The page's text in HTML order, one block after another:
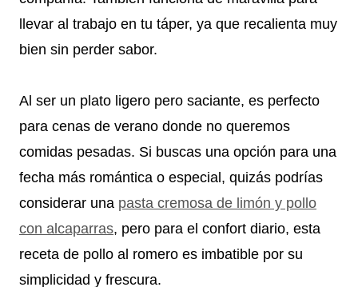
llevar al trabajo en tu táper, ya que recalienta muy
bien sin perder sabor.
Al ser un plato ligero pero saciante, es perfecto
para cenas de verano donde no queremos
comidas pesadas. Si buscas una opción para una
fecha más romántica o especial, quizás podrías
considerar una pasta cremosa de limón y pollo
con alcaparras, pero para el confort diario, esta
receta de pollo al romero es imbatible por su
simplicidad y frescura.